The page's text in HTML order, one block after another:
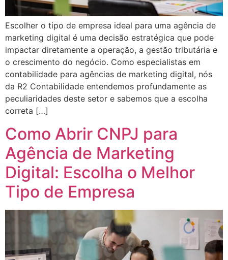
Escolher o tipo de empresa ideal para uma agência de
marketing digital é uma decisão estratégica que pode
impactar diretamente a operação, a gestão tributária e
o crescimento do negócio. Como especialistas em
contabilidade para agências de marketing digital, nós
da R2 Contabilidade entendemos profundamente as
peculiaridades deste setor e sabemos que a escolha
correta […]
Como Abrir CNPJ para
Agência de Marketing
Digital: Escolha o Melhor
Tipo de Empresa